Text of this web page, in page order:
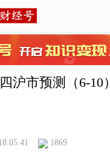
沪市预测（6-10）
1869